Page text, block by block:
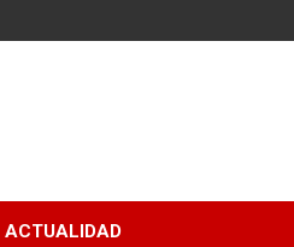
ACTUALIDAD